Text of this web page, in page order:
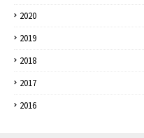
2020
2019
2018
2017
2016